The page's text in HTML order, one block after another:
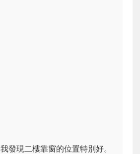
發現二樓靠窗的位置特別好。